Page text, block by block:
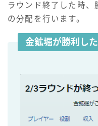
ラウンド終了した時、
の分配を行います。
金鉱堀が勝利し